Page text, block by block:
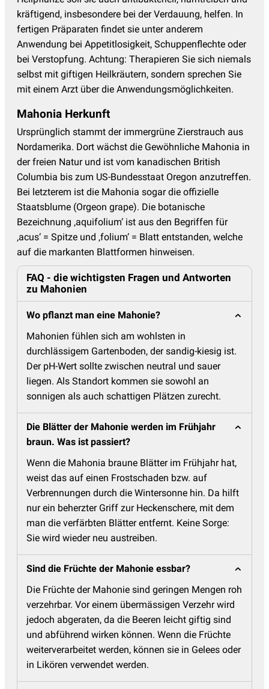
kräftigend, insbesondere bei der Verdauung, helfen. In
fertigen Präparaten findet sie unter anderem
Anwendung bei Appetitlosigkeit, Schuppenflechte oder
bei Verstopfung. Achtung: Therapieren Sie sich niemals
selbst mit giftigen Heilkräutern, sondern sprechen Sie
mit einem Arzt über die Anwendungsmöglichkeiten.
Mahonia Herkunft
Ursprünglich stammt der immergrüne Zierstrauch aus
Nordamerika. Dort wächst die Gewöhnliche Mahonia in
der freien Natur und ist vom kanadischen British
Columbia bis zum US-Bundesstaat Oregon anzutreffen.
Bei letzterem ist die Mahonia sogar die offizielle
Staatsblume (Orgeon grape). Die botanische
Bezeichnung ‚aquifolium‘ ist aus den Begriffen für
‚acus‘ = Spitze und ‚folium‘ = Blatt entstanden, welche
auf die markanten Blattformen hinweisen.
FAQ - die wichtigsten Fragen und Antworten
zu Mahonien
Wo pflanzt man eine Mahonie?
Mahonien fühlen sich am wohlsten in
durchlässigem Gartenboden, der sandig-kiesig ist.
Der pH-Wert sollte zwischen neutral und sauer
liegen. Als Standort kommen sie sowohl an
sonnigen als auch schattigen Plätzen zurecht.
Die Blätter der Mahonie werden im Frühjahr
braun. Was ist passiert?
Wenn die Mahonia braune Blätter im Frühjahr hat,
weist das auf einen Frostschaden bzw. auf
Verbrennungen durch die Wintersonne hin. Da hilft
nur ein beherzter Griff zur Heckenschere, mit dem
man die verfärbten Blätter entfernt. Keine Sorge:
Sie wird wieder neu austreiben.
Sind die Früchte der Mahonie essbar?
Die Früchte der Mahonie sind geringen Mengen roh
verzehrbar. Vor einem übermässigen Verzehr wird
jedoch abgeraten, da die Beeren leicht giftig sind
und abführend wirken können. Wenn die Früchte
weiterverarbeitet werden, können sie in Gelees oder
in Likören verwendet werden.